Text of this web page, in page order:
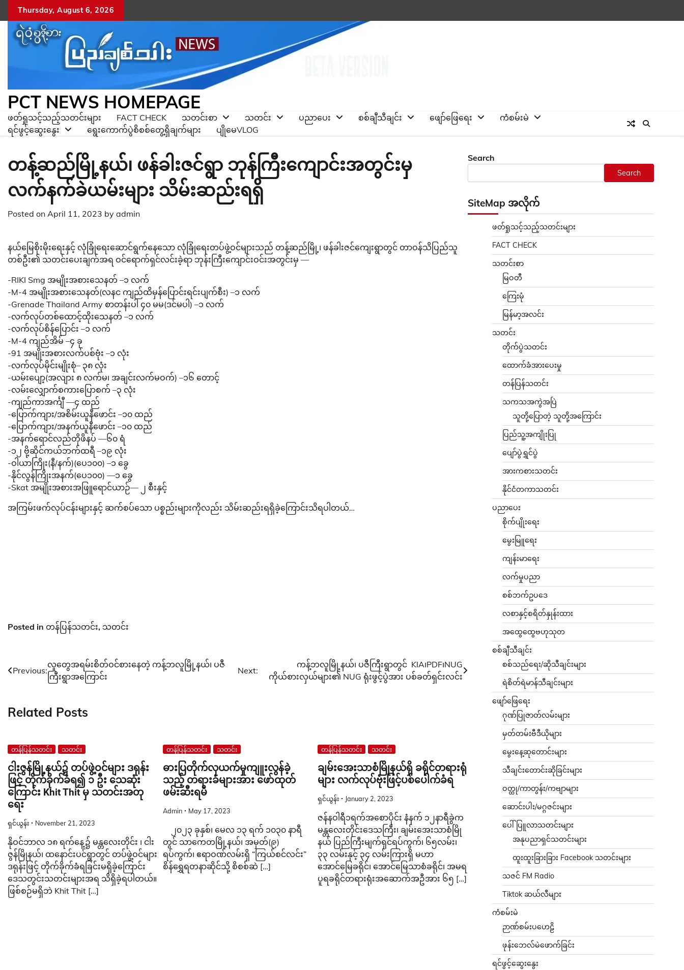
content
Thursday, August 6, 2026
PCT NEWS HOMEPAGE
ဖတ်ရှုသင့်သည့်သတင်းများ FACT CHECK သတင်းစာ သတင်း ပညာပေး စစ်ချီသီချင်း ဖျော်ဖြေရေး
ကံစမ်းမဲ
ရင်ဖွင့်ဆွေးနွေး
ရွေးကောက်ပွဲစိစစ်တွေ့ရှိချက်များ ပျိုမေVLOG
တန့်ဆည်မြို့နယ်၊ ဖန်ခါးဇင်ရွာ ဘုန်ကြီးကျောင်းအတွင်းမှ
လက်နက်ခဲယမ်းများ သိမ်းဆည်းရရှိ
Posted on April 11, 2023 by admin
နယ်မြေစိုးမိုးရေးနှင့် လုံခြုံရေးဆောင်ရွက်နေသော လုံခြုံရေးတပ်ဖွဲ့ဝင်များသည် တန့်ဆည်မြို့၊ ဖန်ခါးဇင်ကျေးရွာတွင် တာဝန်သိပြည်သူ
တစ်ဦး၏ သတင်းပေးချက်အရ ဝင်ရောက်ရှင်လင်းခဲ့ရာ ဘုန်းကြီးကျောင်းဝင်းအတွင်းမှ —
-RIKI Smg အမျိုးအစားသေနတ် –၁ လက်
-M-4 အမျိုးအစားသေနတ်(လနင ကျည်ထိမှန်ပြောင်းရင်းပျက်စီး) –၁ လက်
-Grenade Thailand Army စာတန်းပါ ၄၀ မမ(ဒင်မပါ) –၁ လက်
-လက်လုပ်တစ်ထောင့်ထိုးသေနတ် –၁ လက်
-လက်လုပ်စိန်ပြောင်း –၁ လက်
-M-4 ကျည်အိမ် –၄ ခု
-91 အမျိုးအစားလက်ပစ်ဗုံး –၁ လုံး
-လက်လုပ်မိုင်းမျိုးစုံ– ၃၈ လုံး
-ယမ်းပျော့(အလျား ၈ လက်မ၊ အချင်းလက်မဝက်) –၁၆ တောင့်
-လမ်းလျှောက်စကားပြောစက် –၃ လုံး
-ကျည်ကာအင်္ကျီ —၄ ထည်
-ပြောက်ကျား/အစိမ်းယူနီဖောင်း –၁၀ ထည်
-ပြောက်ကျား/အနက်ယူနီဖောင်း –၁၀ ထည်
-အနက်ရောင်လည်တိုဖိနပ် —၆၀ ရံ
-၁၂ ဗို့ဆိုင်ကယ်ဘက်ထရီ –၁၉ လုံး
-ဝါယာကြိုး(နီ/နက်)(ပေ၁၀၀) –၁ ခွေ
-နိုင်လွန်ကြိုးအနက်(ပေ၁၀၀) —၁ ခွေ
-Skat အမျိုးအစားအဖြူရောင်ယာဉ်— ၂ စီးနှင့်
အကြမ်းဖက်လုပ်ငန်းများနှင့် ဆက်စပ်သော ပစ္စည်းများကိုလည်း သိမ်းဆည်းရရှိခဲ့ကြောင်းသိရပါတယ်…
Posted in တန်ပြန်သတင်း, သတင်း
Post
navigation
Previous:
လူတွေအရမ်းစိတ်ဝင်စားနေတဲ့ ကန့်ဘလူမြို့နယ်၊ ပဇီ
ကြီးရွာအကြောင်း
Next:
ကန့်ဘလူမြို့နယ်၊ ပဇီကြီးရွာတွင် KIA၊PDF၊NUG
ကိုယ်စားလှယ်များ၏ NUG ရုံးဖွင့်ပွဲအား ပစ်ခတ်ရှင်းလင်း
Related Posts
တန်ပြန်သတင်း သတင်း
ငါးဇွန်မြို့နယ်၌ တပ်ဖွဲ့ဝင်များ ဒရုန်း
ဖြင့် တိုက်ခိုက်ခံရ၍ ၁ ဦး သေဆုံး
ကြောင်း Khit Thit မှ သတင်းအတု
ရေး
ရှင်ယွန်း November 21, 2023
နိုဝင်ဘာလ ၁၈ ရက်နေ့၌ မန္တလေးတိုင်း ၊ ငါး
ဇွန်မြိုနယ်၊ ထနောင်းပင်ရွာတွင် တပ်ဖွဲ့ဝင်များ
ဒရုန်းဖြင့် တိုက်ခိုက်ခံရခြင်းမရှိခဲ့ကြောင်း
ဒေသတွင်းသတင်းများအရ သိရှိခဲ့ရပါတယ်။
ဖြစ်စဉ်မရှိဘဲ Khit Thit […]
တန်ပြန်သတင်း သတင်း
ဓားပြတိုက်လုယက်မှုကျူးလွန်ခဲ့
သည့် တရားခံများအား ဖော်ထုတ်
ဖမ်းဆီးရမိ
Admin May 17, 2023
၂၀၂၃ ခုနှစ်၊ မေလ ၁၃ ရက် ၁၀၃၀ နာရီ
တွင် သာကေတမြို့နယ်၊ အမှတ်(၉)
ရပ်ကွက်၊ ဧရာဝဏ်လမ်းရှိ “ကြယ်စင်လင်း”
စိန်ရွှေရတနာဆိုင်သို့ စိစစ်ဆဲ […]
တန်ပြန်သတင်း သတင်း
ချမ်းအေးသာစံမြိုနယ်ရှိ ခရိုင်တရားရုံ
များ လက်လုပ်ဗုံးဖြင့်ပစ်ပေါက်ခံရ
ရှင်ယွန်း January 2, 2023
ဇန်နဝါရီ၁ရက်အစောပိုင်း နံနက် ၁၂နာရီခွဲက
မန္တလေးတိုင်းဒေသကြီး၊ ချမ်းအေးသာစံမြို
နယ် ပြည်ကြီးမျက်ရှင်ရပ်ကွက်၊ ၆၅လမ်း၊
၃၃ လမ်းနှင့် ၃၄ လမ်းကြားရှိ မဟာ
အောင်မြေခရိုင်၊ အောင်မြေသာစံခရိုင်၊ အမရ
ပူရခရိုင်တရားရုံးအဆောက်အဦအား ၆၅ […]
Search
Search
SiteMap အလိုက်
ဖတ်ရှုသင့်သည့်သတင်းများ
FACT CHECK
သတင်းစာ
မြဝတီ
ကြေးမုံ
မြန်မာ့အလင်း
သတင်း
တိုက်ပွဲသတင်း
ထောက်ခံအားပေးမှု
တန်ပြန်သတင်း
သကသအကွဲအပြဲ
သူတို့ပြောတဲ့ သူတို့အကြောင်း
ပြည်သူ့အကျိုးပြု
ပျော်ပွဲရွှင်ပွဲ
အားကစားသတင်း
နိုင်ငံတကာသတင်း
ပညာပေး
စိုက်ပျိုးရေး
မွေးမြူရေး
ကျန်းမာရေး
လက်မှုပညာ
စစ်ဘက်ဥပဒေ
လစာနှင့်စရိတ်နှုန်းထား
အထွေထွေဗဟုသုတ
စစ်ချီသီချင်း
စစ်သည်ရေး/ဆိုသီချင်းများ
ရဲစိတ်ရဲမာန်သီချင်းများ
ဖျော်ဖြေရေး
ဂုဏ်ပြုဇာတ်လမ်းများ
မှတ်တမ်းဗီဒီယိုများ
မွေးနေ့ဆုတောင်းများ
သီချင်းတောင်းဆိုခြင်းများ
ဝတ္ထု/ကာတွန်း/ကဗျာများ
ဆောင်းပါး/မဂ္ဂဇင်းများ
ပေါ်ပြူလာသတင်းများ
အနုပညာရှင်သတင်းများ
ထူးထူးခြားခြား Facebook သတင်းများ
သဇင် FM Radio
Tiktok ဆယ်လီများ
ကံစမ်းမဲ
ဉာဏ်စမ်းပဟေဠိ
ဖုန်းဘေလ်မဲဖောက်ခြင်း
ရင်ဖွင့်ဆွေးနွေး